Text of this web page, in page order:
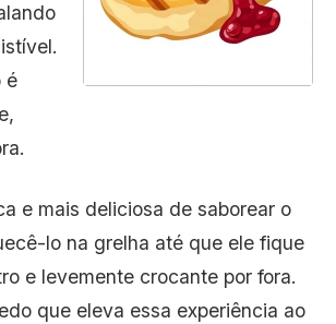
é
e mais deliciosa de saborear o
lo na grelha até que ele fique
e levemente crocante por fora.
que eleva essa experiência ao